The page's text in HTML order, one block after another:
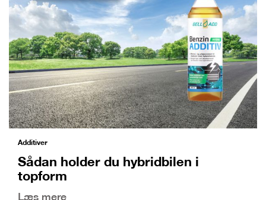
Additiver
Sådan holder du hybridbilen i
topform
Læs mere